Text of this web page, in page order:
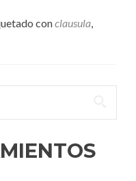
conclausula,